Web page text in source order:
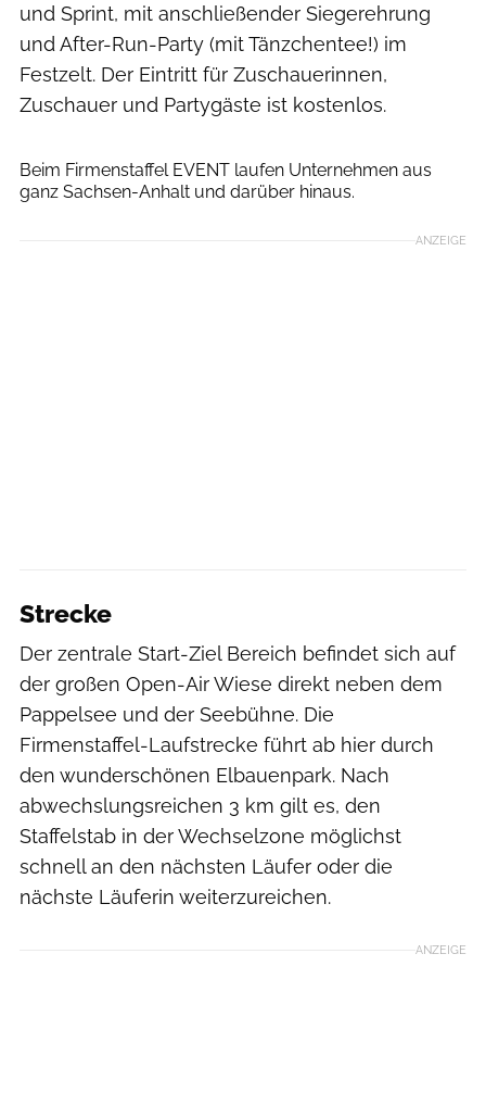
und Sprint, mit anschließender Siegerehrung
und After-Run-Party (mit Tänzchentee!) im
Festzelt. Der Eintritt für Zuschauerinnen,
Zuschauer und Partygäste ist kostenlos.
Beim Firmenstaffel EVENT laufen Unternehmen aus
ganz Sachsen-Anhalt und darüber hinaus.
ANZEIGE
Strecke
Der zentrale Start-Ziel Bereich befindet sich auf
der großen Open-Air Wiese direkt neben dem
Pappelsee und der Seebühne. Die
Firmenstaffel-Laufstrecke führt ab hier durch
den wunderschönen Elbauenpark. Nach
abwechslungsreichen 3 km gilt es, den
Staffelstab in der Wechselzone möglichst
schnell an den nächsten Läufer oder die
nächste Läuferin weiterzureichen.
ANZEIGE